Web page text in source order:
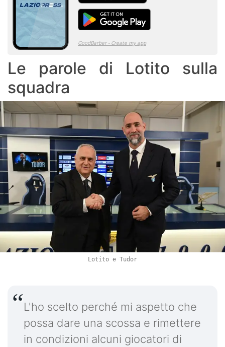
Le parole di Lotito sulla
squadra
Lotito e Tudor
L'ho scelto perché mi aspetto che
possa dare una scossa e rimettere
in condizioni alcuni giocatori di